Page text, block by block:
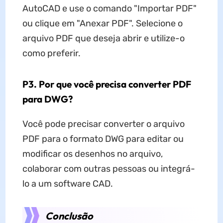
AutoCAD e use o comando "Importar PDF"
ou clique em "Anexar PDF". Selecione o
arquivo PDF que deseja abrir e utilize-o
como preferir.
P3. Por que você precisa converter PDF
para DWG?
Você pode precisar converter o arquivo
PDF para o formato DWG para editar ou
modificar os desenhos no arquivo,
colaborar com outras pessoas ou integrá-
lo a um software CAD.
Conclusão